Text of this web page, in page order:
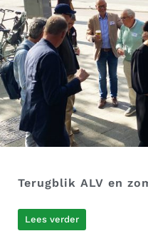
Terugblik ALV en
Lees verder